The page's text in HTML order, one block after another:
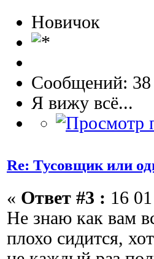
Новичок
Сообщений: 38
Я вижу всё...
Re: Тусовщик или
« Ответ #3 : 16
Не знаю как вам
плохо сидится,